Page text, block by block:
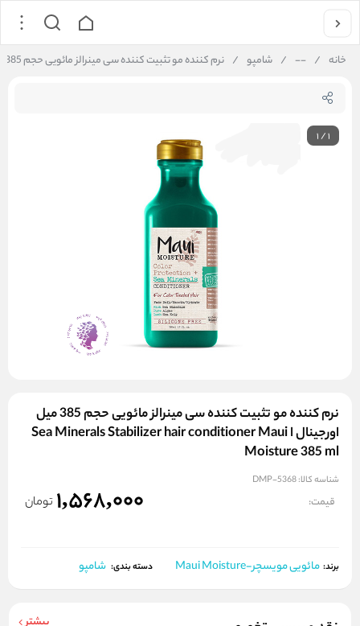
خانه /
--
/ شامپو / نرم کننده مو تثبیت کننده سی مینرالز مائویی حجم 385 میل اورجینال ا Sea Minerals Stabilizer hair conditioner Maui Moisture 385 ml
1/1
نرم کننده مو تثبیت کننده سی مینرالز مائویی حجم 385 میل
اورجینال ا Sea Minerals Stabilizer hair conditioner Maui
Moisture 385 ml
شناسه کالا:DMP-5368
قیمت: 1,568,000 تومان
برند: مائویی مویسچر-Maui Moisture دسته بندی: شامپو
بیشتر